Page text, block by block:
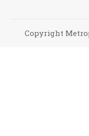
Copyright